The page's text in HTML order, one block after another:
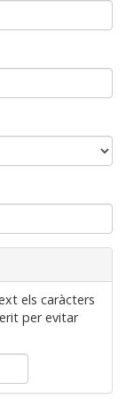
els caràcters
per evitar